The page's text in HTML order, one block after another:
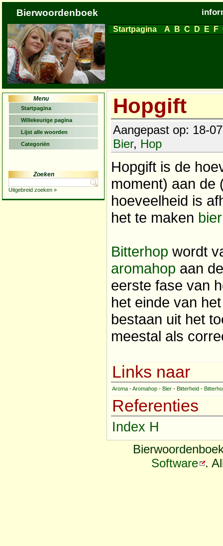
Bierwoordenboek
Startpagina A B C D E F
Menu
Startpagina
Willekeurige pagina
Lijst alle woorden
Categoriën
Zoeken
Uitgebreid zoeken »
Hopgift
Aangepast op: 18-
Bier, Hop
Hopgift is de
moment) aan
hoeveelheid is
het te maken bier
Bitterhop wordt
aromahop aan
eerste fase van
het einde van
bestaan uit het
meestal als
Links naar
Aroma -Aromahop - Bier - Bitterheid -
Referenties
Index H
Software .